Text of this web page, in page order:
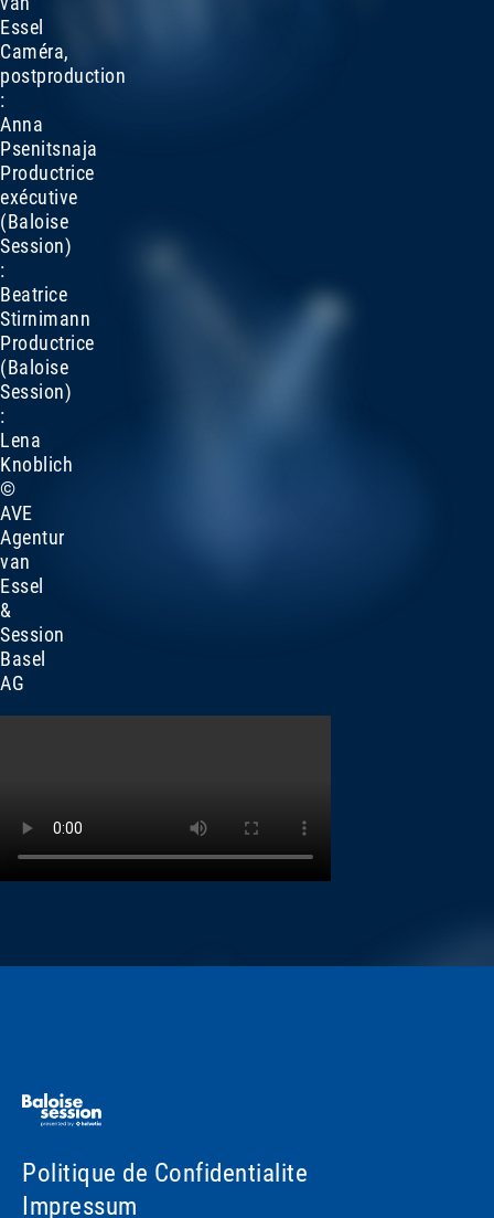
Essel
Caméra,
postproduction
:
Anna
Psenitsnaja
Productrice
exécutive
(Baloise
Session)
:
Beatrice
Stirnimann
Productrice
(Baloise
Session)
:
Lena
Knoblich
©
AVE
Agentur
van
Essel
&
Session
Basel
AG
Politique de Confidentialite
Impressum